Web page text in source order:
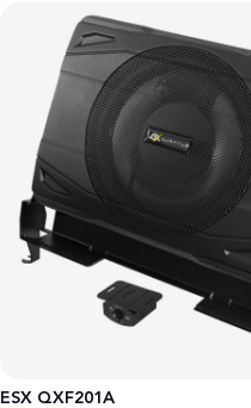
ESX QXF201A